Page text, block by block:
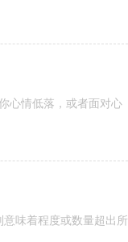
心情低落，或者面对心
味着程度或数量超出所